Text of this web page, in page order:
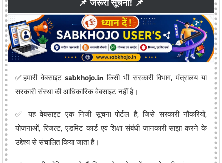
📌 जरूरी सूचना! 📌
✅हमारी वेबसाइटsabkhojo.in किसी भी सरकारी विभाग, मंत्रालय या
सरकारी संस्था की आधिकारिक वेबसाइट नहीं है।
✅ यह वेबसाइट एक निजी सूचना पोर्टल है, जिसे सरकारी नौकरियों,
योजनाओं, रिजल्ट, एडमिट कार्ड एवं शिक्षा संबंधी जानकारी साझा करने के
उद्देश्य से संचालित किया जाता है।